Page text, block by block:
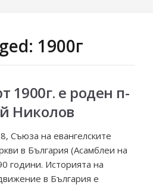
1900г
1900г. е роден п-
Николов
Съюза на евангелските
в България (Асамблеи на
години. Историята на
в България е